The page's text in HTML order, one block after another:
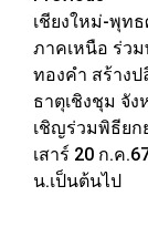
เชียงใหม่-พุท
ภาคเหนือ ร่ว
ทองคำ สร้างป
ธาตุเชิงชุม จั
เชิญร่วมพิธียก
เสาร์ 20 ก.ค
น.เป็นต้นไป